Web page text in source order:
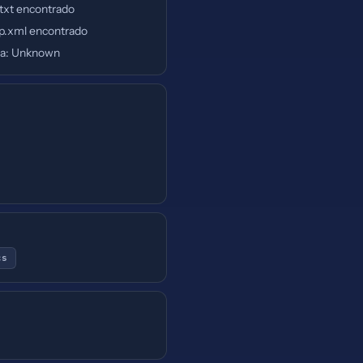
encontrado
encontrado
Unknown